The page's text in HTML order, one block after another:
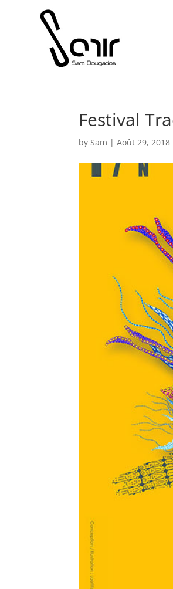
Festival
bySam |Août 29, 2018